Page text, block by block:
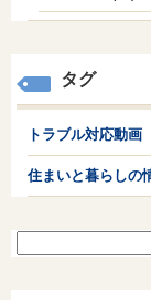
タグ
トラブル対応動画
住まいと暮らしの
索: